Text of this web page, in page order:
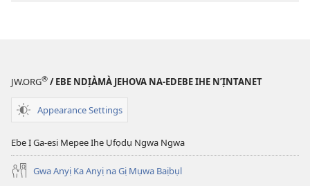
JW.ORG® / EBE NDỊÀMÀ JEHOVA NA-EDEBE IHE N’ỊNTANET
Appearance Settings
Ebe Ị Ga-esi Mepee Ihe Ụfọdụ Ngwa Ngwa
Gwa Anyị Ka Anyị na Gị Mụwa Baịbụl